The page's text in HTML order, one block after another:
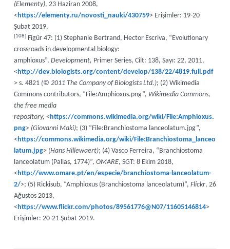
(Elementy), 23 Haziran 2008,
<https://elementy.ru/novosti_nauki/430759> Erişimler: 19-20
Şubat 2019.
[108]Figür 47: (1) Stephanie Bertrand, Hector Escriva, “Evolutionary
crossroads in developmental biology:
amphioxus”, Development, Primer Series, Cilt: 138, Sayı: 22, 2011,
<http://dev.biologists.org/content/develop/138/22/4819.full.pdf
> s. 4821 (© 2011 The Company of Biologists Ltd.); (2) Wikimedia
Commons contributors, “File:Amphioxus.png”, Wikimedia Commons,
the free media
repository, <https://commons.wikimedia.org/wiki/File:Amphioxus.
png> (Giovanni Maki); (3) “File:Branchiostoma lanceolatum.jpg”,
<https://commons.wikimedia.org/wiki/File:Branchiostoma_lanceo
latum.jpg> (Hans Hillewaert); (4) Vasco Ferreira, “Branchiostoma
lanceolatum (Pallas, 1774)”, OMARE, SGT: 8 Ekim 2018,
<http://www.omare.pt/en/especie/branchiostoma-lanceolatum-
2/>; (5) Rickisub, “Amphioxus (Branchiostoma lanceolatum)”, Flickr, 26
Ağustos 2013,
<https://www.flickr.com/photos/89561776@N07/11605146814>
Erişimler: 20-21 Şubat 2019.